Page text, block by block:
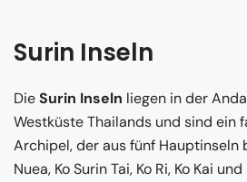
Surin Inseln
DieSurin Inseln liegen in der
Westküste Thailands und sind ein
Archipel, der aus fünf Hauptinseln
Nuea, Ko Surin Tai, Ko Ri, Ko Kai